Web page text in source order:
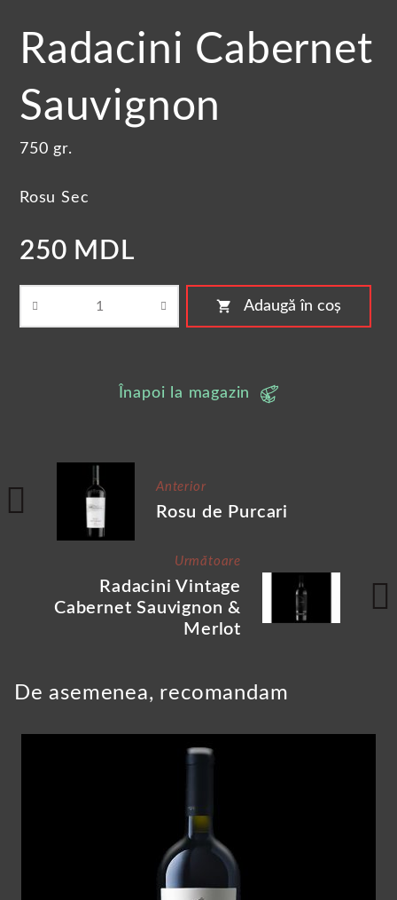
Radacini Cabernet
Sauvignon
750 gr.
Rosu Sec
250 MDL
shopping_cart Adaugă în coș
Înapoi la magazin
Anterior
Rosu de Purcari
Următoare
Radacini Vintage
Cabernet Sauvignon &
Merlot
De asemenea, recomandam